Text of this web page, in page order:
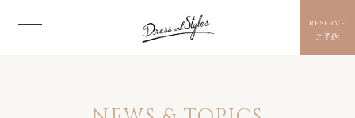
reserve
ご予約